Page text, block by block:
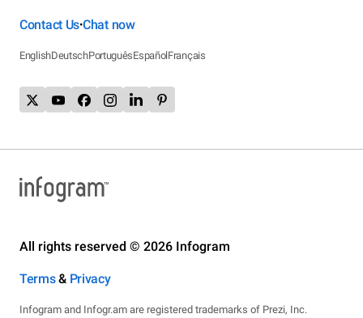
Contact Us•Chat now
EnglishDeutschPortuguêsEspañolFrançais
All rights reserved © 2026 Infogram
Terms& Privacy
Infogram and Infogr.am are registered trademarks of Prezi, Inc.